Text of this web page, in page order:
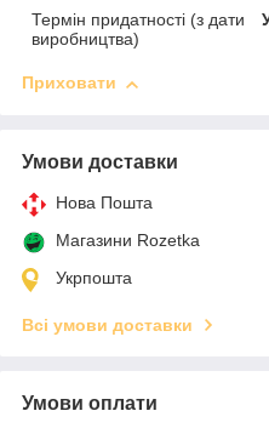
Термін придатності (з дати
виробництва)
Приховати
Умови доставки
Нова Пошта
Магазини Rozetka
Укрпошта
Всі умови доставки
Умови оплати